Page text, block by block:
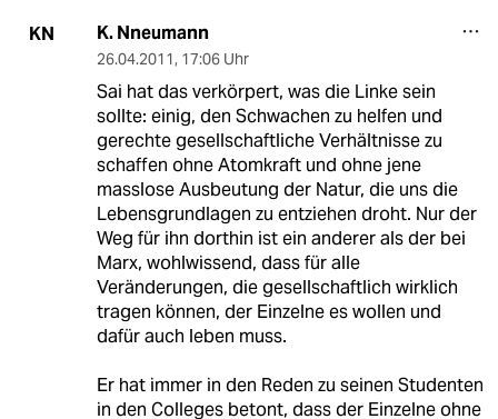
KN K. Nneumann
26.04.2011, 17:06 Uhr
Sai hat das verkörpert, was die Linke sein
sollte: einig, den Schwachen zu helfen und
gerechte gesellschaftliche Verhältnisse zu
schaffen ohne Atomkraft und ohne jene
masslose Ausbeutung der Natur, die uns die
Lebensgrundlagen zu entziehen droht. Nur der
Weg für ihn dorthin ist ein anderer als der bei
Marx, wohlwissend, dass für alle
Veränderungen, die gesellschaftlich wirklich
tragen können, der Einzelne es wollen und
dafür auch leben muss.
Er hat immer in den Reden zu seinen Studenten
in den Colleges betont, dass der Einzelne ohne